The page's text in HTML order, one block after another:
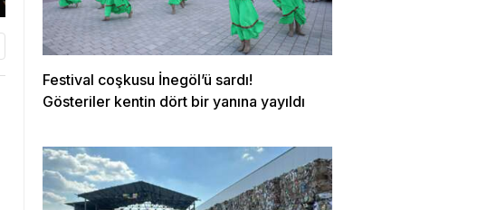
Festival coşkusu İnegöl’ü sardı!
Gösteriler kentin dört bir yanına yayıldı